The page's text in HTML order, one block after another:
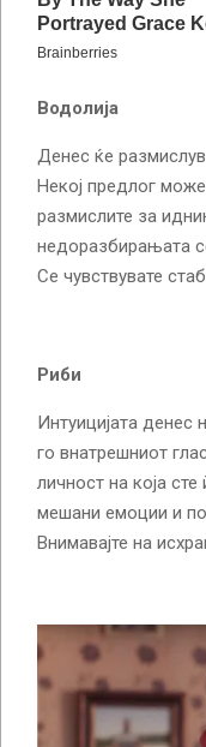
Водолија
Денес ќе
Некој предлог
размислите за
недоразбирањата
Се чувствувате
Риби
Интуицијата денес
го внатрешниот
личност на која
мешани емоции и
Внимавајте на